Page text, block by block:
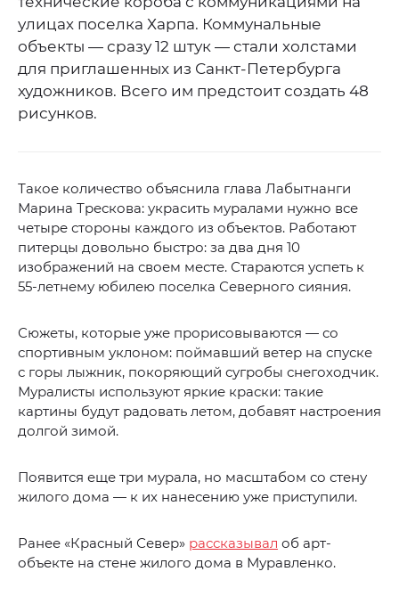
улицах поселка Харпа. Коммунальные
объекты — сразу 12 штук — стали холстами
для приглашенных из Санкт-Петербурга
художников. Всего им предстоит создать 48
рисунков.
Такое количество объяснила глава Лабытнанги
Марина Трескова: украсить муралами нужно все
четыре стороны каждого из объектов. Работают
питерцы довольно быстро: за два дня 10
изображений на своем месте. Стараются успеть к
55-летнему юбилею поселка Северного сияния.
Сюжеты, которые уже прорисовываются — со
спортивным уклоном: поймавший ветер на спуске
с горы лыжник, покоряющий сугробы снегоходчик.
Муралисты используют яркие краски: такие
картины будут радовать летом, добавят настроения
долгой зимой.
Появится еще три мурала, но масштабом со стену
жилого дома — к их нанесению уже приступили.
Ранее «Красный Север» рассказывал об арт-
объекте на стене жилого дома в Муравленко.